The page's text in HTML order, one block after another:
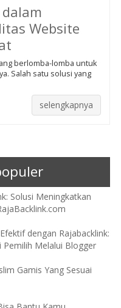
dalam
Website
berlomba-lomba untuk
Salah satu solusi yang
selengkapnya
Solusi Meningkatkan
dengan Rajabacklink:
Pemilih Melalui Blogger
Gamis Yang Sesuai